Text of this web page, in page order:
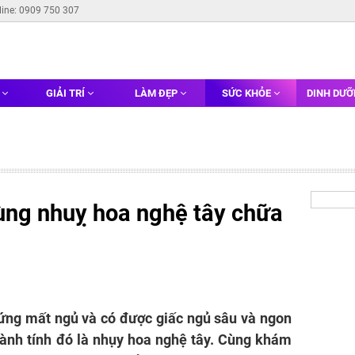
0909 750 307
GIẢI TRÍ LÀM ĐẸP SỨC KHỎE DINH
nhuỵ hoa nghệ tây chữa
mất ngủ và có được giấc ngủ sâu và ngon
tính đó là nhụy hoa nghệ tây. Cùng khám